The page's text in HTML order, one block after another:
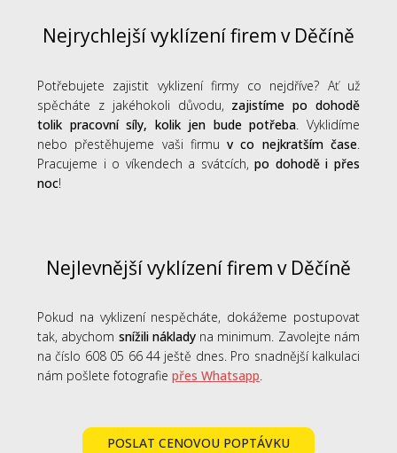
Nejrychlejší vyklízení firem v Děčíně
Potřebujete zajistit vyklizení firmy co nejdříve? Ať už
spěcháte z jakéhokoli důvodu, zajistíme po dohodě
tolik pracovní síly, kolik jen bude potřeba . Vyklidíme
nebo přestěhujeme vaši firmuv co nejkratším čase
Pracujeme i o víkendech a svátcích,po dohodě i přes
noc!
Nejlevnější vyklízení firem v Děčíně
Pokud na vyklizení nespěcháte, dokážeme postupovat
tak, abychom snížili nákladyna minimum. Zavolejte nám
na číslo 608 05 66 44 ještě dnes. Pro snadnější kalkulaci
nám pošlete fotografie přes Whatsapp.
POSLAT CENOVOU POPTÁVKU